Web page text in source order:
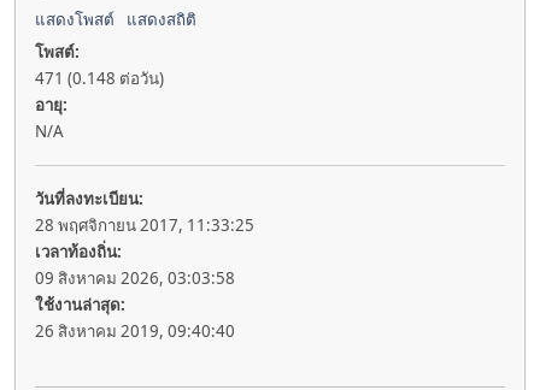
แสดงโพสต์
แสดงสถิติ
โพสต์:
471 (0.148 ต่อวัน)
อายุ:
N/A
วันที่ลงทะเบียน:
28 พฤศจิกายน 2017, 11:33:25
เวลาท้องถิ่น:
09 สิงหาคม 2026, 03:03:58
ใช้งานล่าสุด:
26 สิงหาคม 2019, 09:40:40